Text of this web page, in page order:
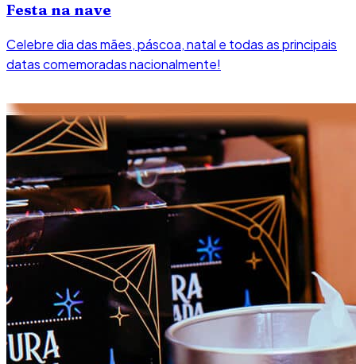
Festa na nave
Celebre dia das mães, páscoa, natal e todas as principais
datas comemoradas nacionalmente!